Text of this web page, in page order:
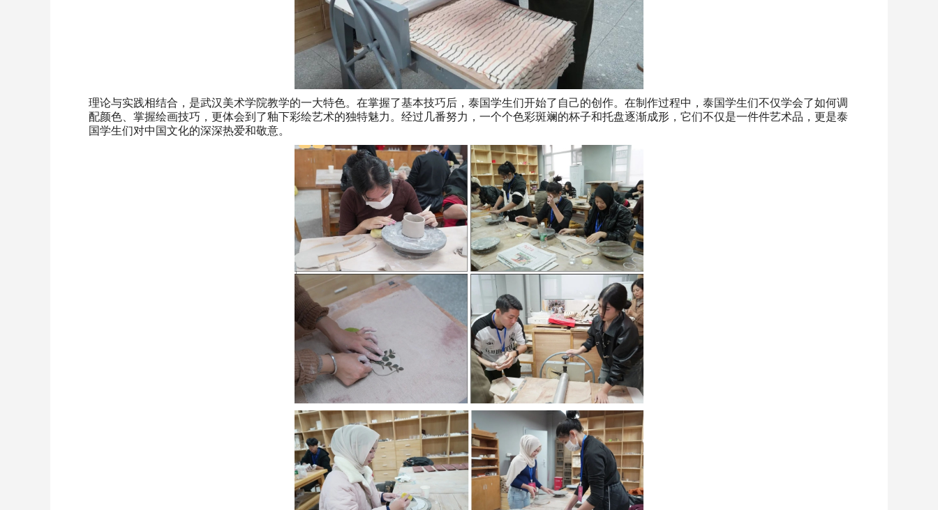
理论与实践相结合，是武汉美术学院教学的一大特色。在掌握了基本技巧后，泰国学生们开始了自己的创作。在制作过程中，泰国学生们不仅学会了如何调
配颜色、掌握绘画技巧，更体会到了釉下彩绘艺术的独特魅力。经过几番努力，一个个色彩斑斓的杯子和托盘逐渐成形，它们不仅是一件件艺术品，更是泰
国学生们对中国文化的深深热爱和敬意。